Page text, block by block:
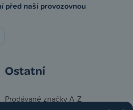
před naší provozovnou
Ostatní
Prodávané značky A-Z